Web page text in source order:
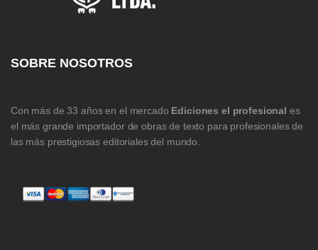
SOBRE NOSOTROS
Con más de 33 años en el mercado Ediciones el profesional es
el más grande importador de obras de texto para profesionales de
las más prestigiosas editoriales del mundo.